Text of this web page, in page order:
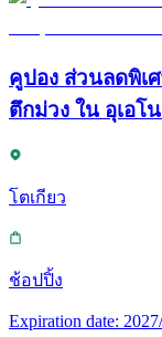
คูปอง ส่วนลดพิเ
ตึกม่วง ใน อุเอโ
โตเกียว
ช้อปปิ้ง
Expiration date: